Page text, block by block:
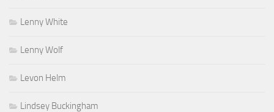
Lenny White
Lenny Wolf
Levon Helm
Lindsey Buckingham